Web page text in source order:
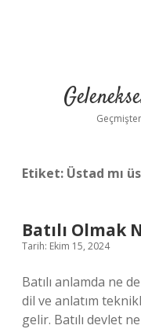
Etiket: Üstad mı
Batılı Olmak
Tarih: Ekim 15, 2024
Batılı anlamda ne
dil ve anlatım
gelir. Batılı devlet